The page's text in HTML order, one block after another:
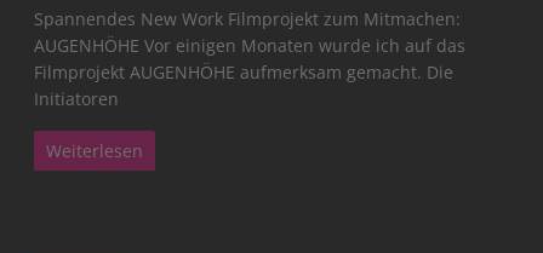
Spannendes New Work Filmprojekt zum Mitmachen:
AUGENHÖHE Vor einigen Monaten wurde ich auf das
Filmprojekt AUGENHÖHE aufmerksam gemacht. Die
Initiatoren
Weiterlesen